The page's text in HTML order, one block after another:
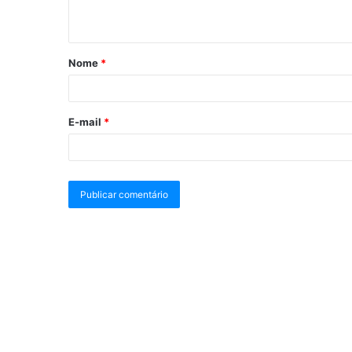
Nome *
E-mail *